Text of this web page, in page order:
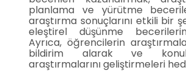
planlama ve yürütme
araştırma sonuçlarını etkili bir
eleştirel düşünme
Ayrıca, öğrencilerin
bildirim alarak ve
araştırmalarını geliştirmeleri